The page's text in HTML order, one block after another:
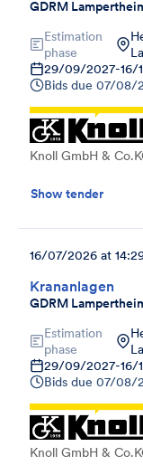
GDRM
Estimation
phase
29/09/2027-16/
Bids due 07/08/
Knoll GmbH &
Show tender
Krananlagen
GDRM
16/07/2026 at
Estimation
phase
29/09/2027-16/
Bids due 07/08/
Knoll GmbH &